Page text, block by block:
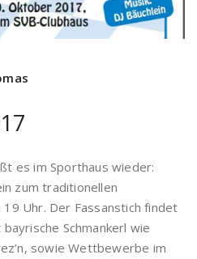
es im Sporthaus wieder:
zum traditionellen
Uhr. Der Fassanstich findet
Schmankerl wie
sowie Wettbewerbe im